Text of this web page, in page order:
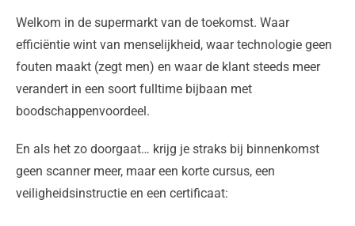
Welkom in de supermarkt van de toekomst. Waar
efficiëntie wint van menselijkheid, waar technologie geen
fouten maakt (zegt men) en waar de klant steeds meer
verandert in een soort fulltime bijbaan met
boodschappenvoordeel.
En als het zo doorgaat… krijg je straks bij binnenkomst
geen scanner meer, maar een korte cursus, een
veiligheidsinstructie en een certificaat: